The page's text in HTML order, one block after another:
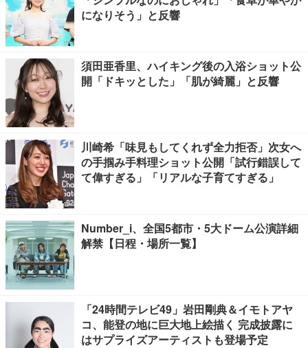
になりそう」と反響
須田亜香里、ハイキング後の入浴ショット公
開「ドキッとした」「肌が綺麗」と反響
川崎希「味見もしてくれず全力拒否」次女へ
の手掴み手料理ショット公開「試行錯誤して
て偉すぎる」「リアルな子育てすぎる」
Number_i、全国5都市・5大ドーム公演詳細
解禁【日程・場所一覧】
「24時間テレビ49」岩田剛典＆イモトアヤ
コ、能登の地に巨大地上絵描く 完成披露に
はサプライズアーティストも登場予定